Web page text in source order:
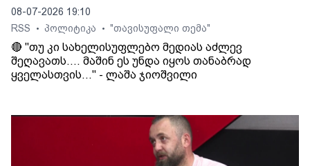
08-07-2026 19:10
RSS
• პოლიტიკა • "თავისუფალი თემა"
🔴 "თუ კი სახელისუფლებო მედიას აძლევ
შეღავათს.... მაშინ ეს უნდა იყოს თანაბრად
ყველასთვის..." - ლაშა ჯიოშვილი